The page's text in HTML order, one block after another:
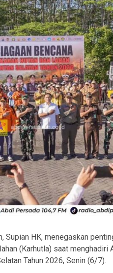
Supian HK, menegaskan
(Karhutla) saat menghadiri
Tahun 2026, Senin (6/7).